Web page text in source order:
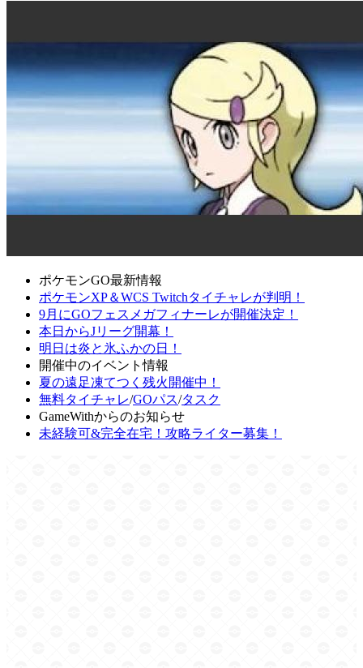
ポケモンGO最新情報
ポケモンXP＆WCS Twitchタイチャレが判明！
9月にGOフェスメガフィナーレが開催決定！
本日からJリーグ開幕！
明日は炎と氷ふかの日！
開催中のイベント情報
夏の遠足凍てつく残火開催中！
無料タイチャレ/GOパス/タスク
GameWithからのお知らせ
未経験可&完全在宅！攻略ライター募集！